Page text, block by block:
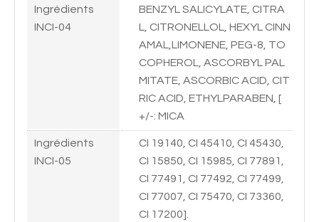
Ingrédients
INCI-04
BENZYL SALICYLATE, CITRA
L, CITRONELLOL, HEXYL CINN
AMAL,LIMONENE, PEG-8, TO
COPHEROL, ASCORBYL PAL
MITATE, ASCORBIC ACID, CIT
RIC ACID, ETHYLPARABEN, [
+/-: MICA
Ingrédients
INCI-05
CI 19140, CI 45410, CI 45430,
CI 15850, CI 15985, CI 77891,
CI 77491, CI 77492, CI 77499,
CI 77007, CI 75470, CI 73360,
CI 17200].